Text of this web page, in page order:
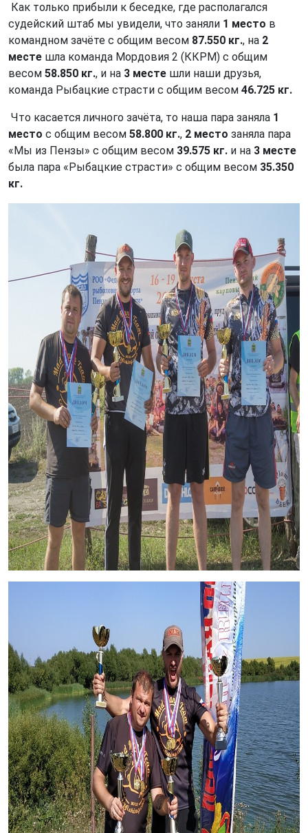
Как только прибыли к беседке, где располагался
судейский штаб мы увидели, что заняли 1 место в
командном зачёте с общим весом 87.550 кг., на 2
месте шла команда Мордовия 2 (ККРМ) с общим
весом 58.850 кг., и на 3 месте шли наши друзья,
команда Рыбацкие страсти с общим весом 46.725 кг.
Что касается личного зачёта, то наша пара заняла 1
место с общим весом 58.800 кг., 2 место заняла пара
«Мы из Пензы» с общим весом 39.575 кг. и на 3 месте
была пара «Рыбацкие страсти» с общим весом 35.350
кг.